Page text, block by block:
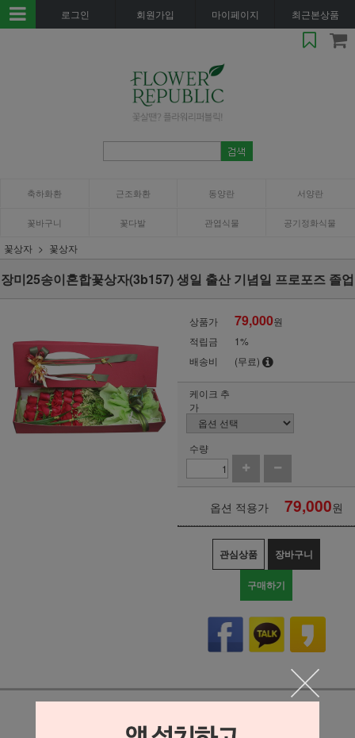
로그인 회원가입 마이페이지 최근본상품
축하화환 근조화환 동양란 서양란
꽃바구니 꽃다발 관엽식물 공기정화식물
꽃상자 꽃상자
장미25송이혼합꽃상자(3b157) 생일 출산 기념일 프로포즈 졸업
상품가 79,000원
적립금
1%
배송비
(무료)
케이크 추
가
수량
옵션 적용가 79,000원
관심상품 장바구니
구매하기
상세정보 새창 열기